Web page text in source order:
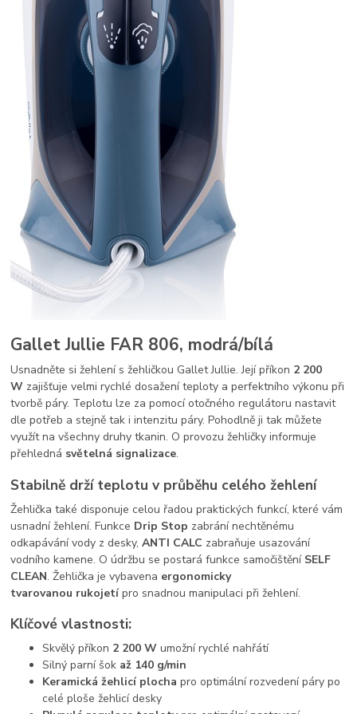
Gallet Jullie FAR 806, modrá/bílá
Usnadněte si žehlení s žehličkou Gallet Jullie. Její příkon 2 200
W zajišťuje velmi rychlé dosažení teploty a perfektního výkonu při
tvorbě páry. Teplotu lze za pomocí otočného regulátoru nastavit
dle potřeb a stejně tak i intenzitu páry. Pohodlně ji tak můžete
využít na všechny druhy tkanin. O provozu žehličky informuje
přehledná světelná signalizace.
Stabilně drží teplotu v průběhu celého žehlení
Žehlička také disponuje celou řadou praktických funkcí, které vám
usnadní žehlení. Funkce Drip Stop zabrání nechtěnému
odkapávání vody z desky,ANTI CALC zabraňuje usazování
vodního kamene. O údržbu se postará funkce samočištění SELF
CLEAN. Žehlička je vybavena ergonomicky
tvarovanou rukojetípro snadnou manipulaci při žehlení.
Klíčové vlastnosti:
Skvělý příkon 2 200 W umožní rychlé nahřátí
Silný parní šok až 140 g/min
Keramická žehlicí plocha pro optimální rozvedení páry po
celé ploše žehlicí desky